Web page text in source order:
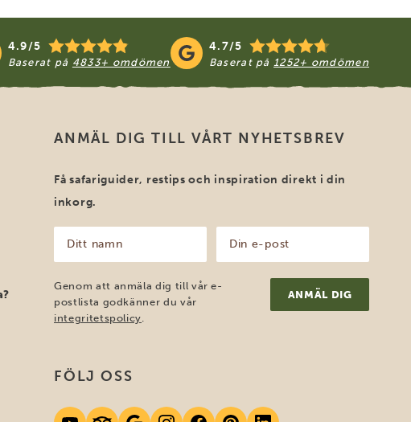
4.9/5
Baserat på 4833+ omdömen
4.7/5
Baserat på 1252+ omdömen
ANMÄL DIG TILL VÅRT NYHETSBREV
Få safariguider, restips och inspiration direkt i din
inkorg.
namn
(Obligatoriskt)
post
(Obligatoriskt)
Genom att anmäla dig till vår e-
postlista godkänner du vår
integritetspolicy.
FÖLJ OSS